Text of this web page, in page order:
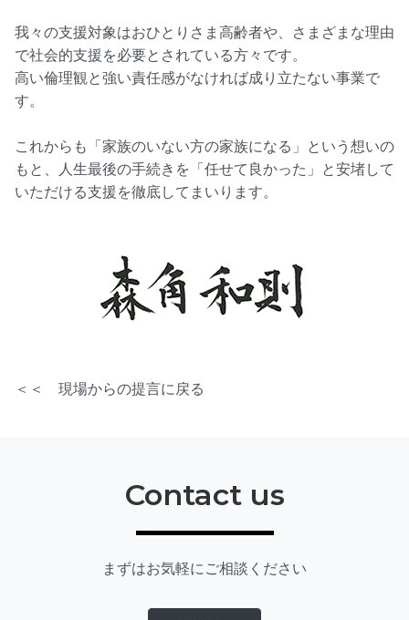
我々の支援対象はおひとりさま高齢者や、さまざまな理由
で社会的支援を必要とされている方々です。
高い倫理観と強い責任感がなければ成り立たない事業で
す。
これからも「家族のいない方の家族になる」という想いの
もと、人生最後の手続きを「任せて良かった」と安堵して
いただける支援を徹底してまいります。
＜＜ 現場からの提言に戻る
Contact us
まずはお気軽にご相談ください